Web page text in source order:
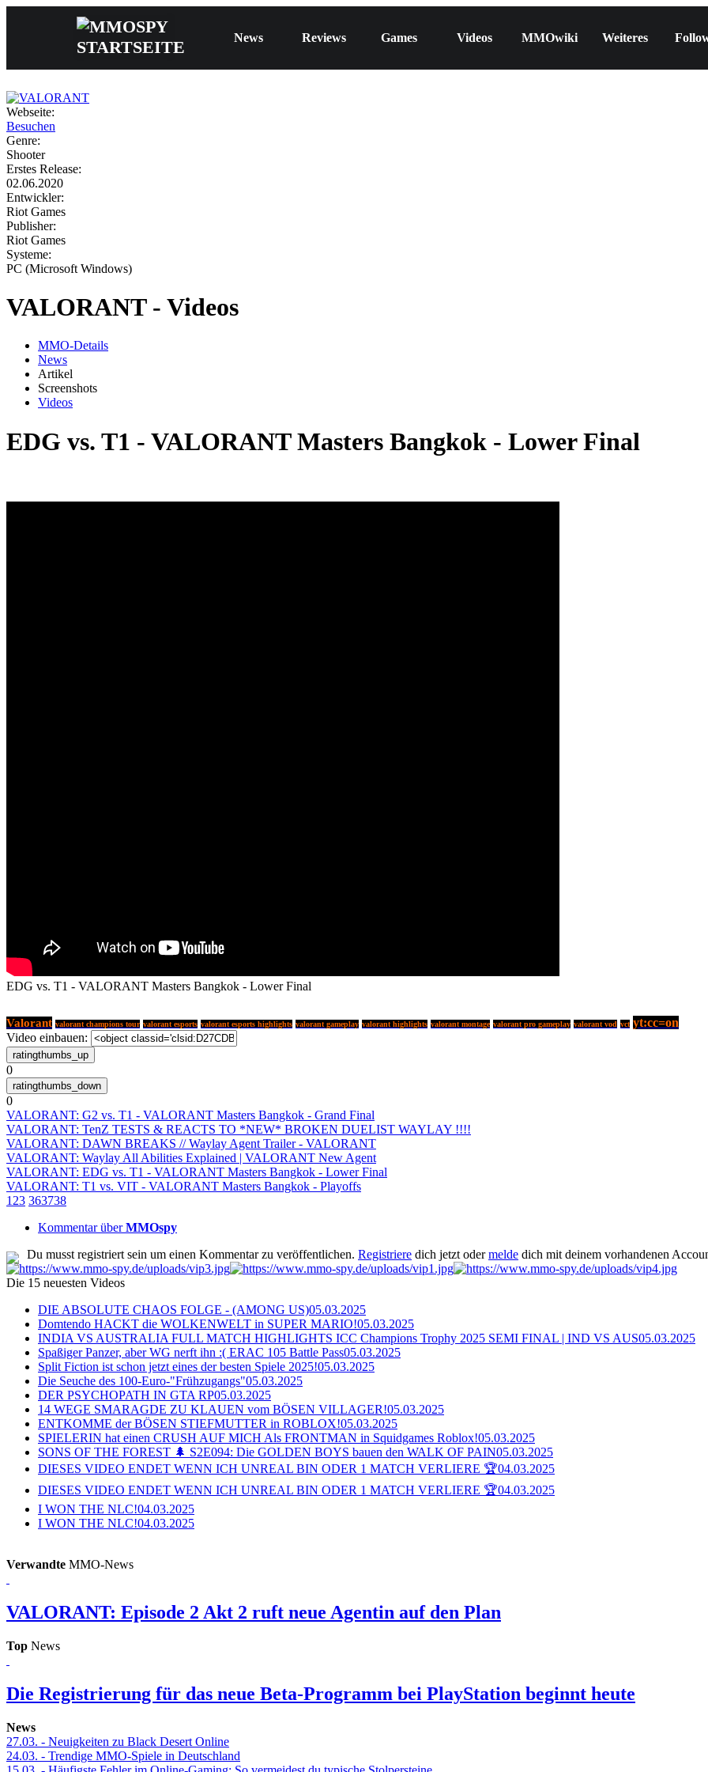
News Reviews Games Videos MMOwiki Weiteres
Webseite:
Besuchen
Genre:
Shooter
Erstes Release:
02.06.2020
Entwickler:
Riot Games
Publisher:
Riot Games
Systeme:
PC (Microsoft Windows)
VALORANT - Videos
MMO-Details
News
Artikel
Screenshots
Videos
EDG vs. T1 - VALORANT Masters Bangkok - Lower Final
EDG vs. T1 - VALORANT Masters Bangkok - Lower Final
Valorant valorant champions tour valorant esports valorant esports highlights valorant gameplay valorant highlights valorant montage valorant pro gameplay valorant vod vct yt:cc=on
Video einbauen:
0
0
VALORANT: G2 vs. T1 - VALORANT Masters Bangkok - Grand Final
VALORANT: TenZ TESTS & REACTS TO *NEW* BROKEN DUELIST WAYLAY !!!!
VALORANT: DAWN BREAKS // Waylay Agent Trailer - VALORANT
VALORANT: Waylay All Abilities Explained | VALORANT New Agent
VALORANT: EDG vs. T1 - VALORANT Masters Bangkok - Lower Final
VALORANT: T1 vs. VIT - VALORANT Masters Bangkok - Playoffs
1 23 363738
Kommentar überMMOspy
Du musst registriert sein um einen Kommentar zu veröffentlichen. Registriere dich jetzt odermelde dich mit deinem vorhandenen
Die 15 neuesten Videos
DIE ABSOLUTE CHAOS FOLGE - (AMONG US)05.03.2025
Domtendo HACKT die WOLKENWELT in SUPER MARIO!05.03.2025
INDIA VS AUSTRALIA FULL MATCH HIGHLIGHTS ICC Champions Trophy 2025 SEMI FINAL | IND VS AUS05.03.2025
Spaßiger Panzer, aber WG nerft ihn :( ERAC 105 Battle Pass05.03.2025
Split Fiction ist schon jetzt eines der besten Spiele 2025!05.03.2025
Die Seuche des 100-Euro-"Frühzugangs"05.03.2025
DER PSYCHOPATH IN GTA RP05.03.2025
14 WEGE SMARAGDE ZU KLAUEN vom BÖSEN VILLAGER!05.03.2025
ENTKOMME der BÖSEN STIEFMUTTER in ROBLOX!05.03.2025
SPIELERIN hat einen CRUSH AUF MICH Als FRONTMAN in Squidgames Roblox!05.03.2025
SONS OF THE FOREST 🌲 S2E094: Die GOLDEN BOYS bauen den WALK OF PAIN05.03.2025
DIESES VIDEO ENDET WENN ICH UNREAL BIN ODER 1 MATCH VERLIERE 🏆04.03.2025
DIESES VIDEO ENDET WENN ICH UNREAL BIN ODER 1 MATCH VERLIERE 🏆04.03.2025
I WON THE NLC!04.03.2025
I WON THE NLC!04.03.2025
Verwandte MMO-News
VALORANT: Episode 2 Akt 2 ruft neue Agentin auf den Plan
Top News
Die Registrierung für das neue Beta-Programm bei PlayStation beginnt heute
News
27.03. - Neuigkeiten zu Black Desert Online
24.03. - Trendige MMO-Spiele in Deutschland